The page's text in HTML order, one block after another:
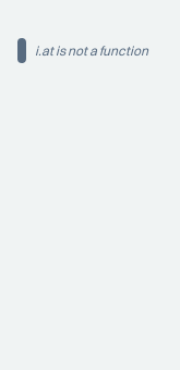
i.at is not a function